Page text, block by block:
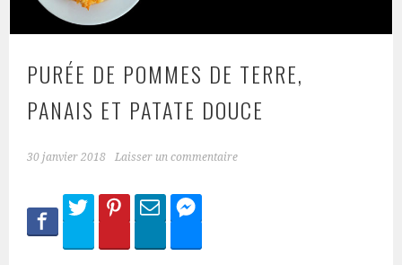
PURÉE DE POMMES DE TERRE,
PANAIS ET PATATE DOUCE
30 janvier 2018 Laisser un commentaire